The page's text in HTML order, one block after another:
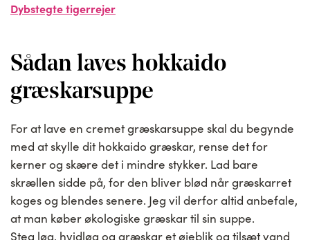
Dybstegte tigerrejer
Sådan laves hokkaido
græskarsuppe
For at lave en cremet græskarsuppe skal du begynde
med at skylle dit hokkaido græskar, rense det for
kerner og skære det i mindre stykker. Lad bare
skrællen sidde på, for den bliver blød når græskarret
koges og blendes senere. Jeg vil derfor altid anbefale,
at man køber økologiske græskar til sin suppe.
Steg løg, hvidløg og græskar et øjeblik og tilsæt vand